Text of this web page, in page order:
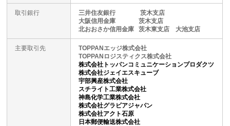
取引銀行
三井住友銀行 茨木支店
大阪信用金庫 茨木支店
北おおさか信用金庫 茨木東支店 大池支店
主要取引先
TOPPANエッジ株式会社
TOPPANロジスティクス株式会社
株式会社トッパンコミュニケーションプロダクツ
株式会社ジェイエスキューブ
宇部興産株式会社
スチライト工業株式会社
神島化学工業株式会社
株式会社グラビアジャパン
株式会社アクト石原
日本郵便輸送株式会社